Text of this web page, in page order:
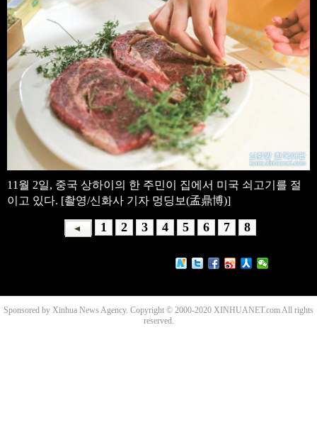
11월 2일, 중국 상하이의 한 주민이 집에서 미국 쇠고기를 절
이고 있다. [촬영/신화사 기자 멍딩보(孟鼎博)]
1 2 3 4 5 6 7 8